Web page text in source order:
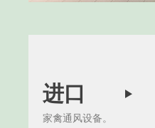
进口
家禽通风设备。